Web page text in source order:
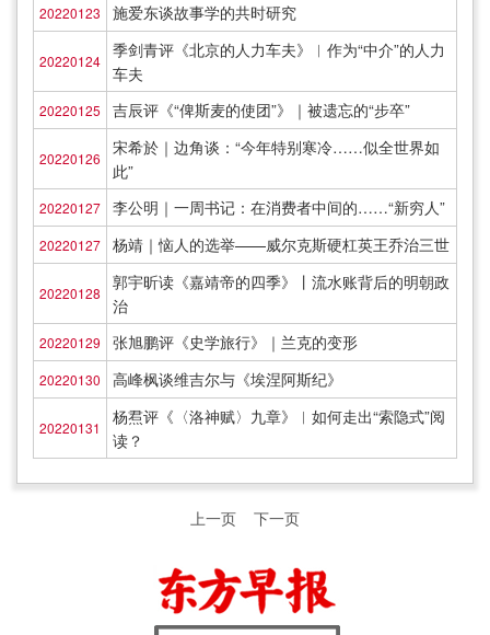
20220123 施爱东谈故事学的共时研究
20220124
季剑青评《北京的人力车夫》︱作为“中介”的人力
车夫
20220125 吉辰评《“俾斯麦的使团”》｜被遗忘的“步卒”
20220126
宋希於｜边角谈：“今年特别寒冷……似全世界如
此”
20220127 李公明｜一周书记：在消费者中间的……“新穷人”
20220127 杨靖｜恼人的选举——威尔克斯硬杠英王乔治三世
20220128
郭宇昕读《嘉靖帝的四季》丨流水账背后的明朝政
治
20220129 张旭鹏评《史学旅行》｜兰克的变形
20220130 高峰枫谈维吉尔与《埃涅阿斯纪》
20220131
杨焄评《〈洛神赋〉九章》︱如何走出“索隐式”阅
读？
上一页 下一页